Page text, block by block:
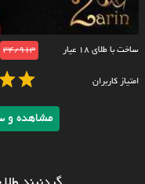
ساخت با طلای ۱۸ عیار 34/913
امتیاز کاربران
مشاهده و